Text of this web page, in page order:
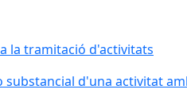
la tramitació d'activitats
d'una activitat